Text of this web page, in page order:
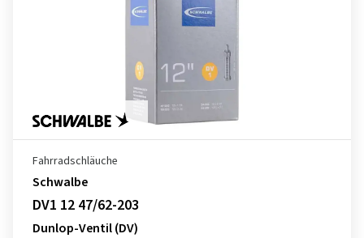
Fahrradschläuche
Schwalbe
DV1 12 47/62-203
Dunlop-Ventil (DV)